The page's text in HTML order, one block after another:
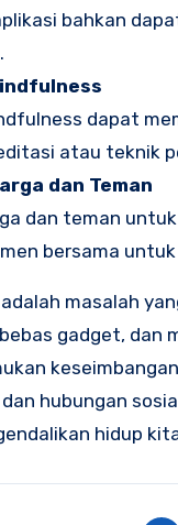
bahkan
dapat
atau teknik
dan Teman
dan teman
bersama
masalah
gadget,
hubungan
hidup